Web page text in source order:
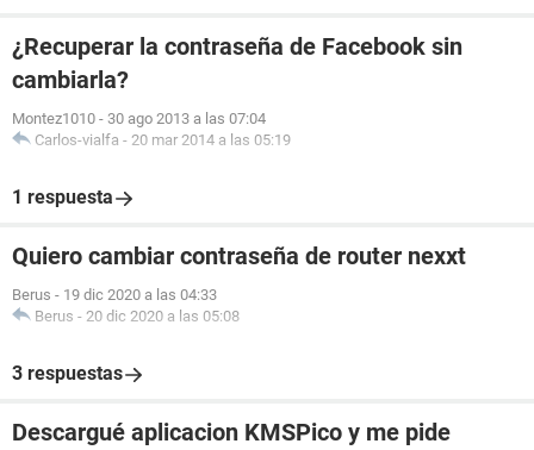
¿Recuperar la contraseña de Facebook sin
cambiarla?
Montez1010 - 30 ago 2013 a las 07:04
Carlos-vialfa - 20 mar 2014 a las 05:19
1 respuesta
Quiero cambiar contraseña de router nexxt
Berus - 19 dic 2020 a las 04:33
Berus - 20 dic 2020 a las 05:08
3 respuestas
Descargué aplicacion KMSPico y me pide